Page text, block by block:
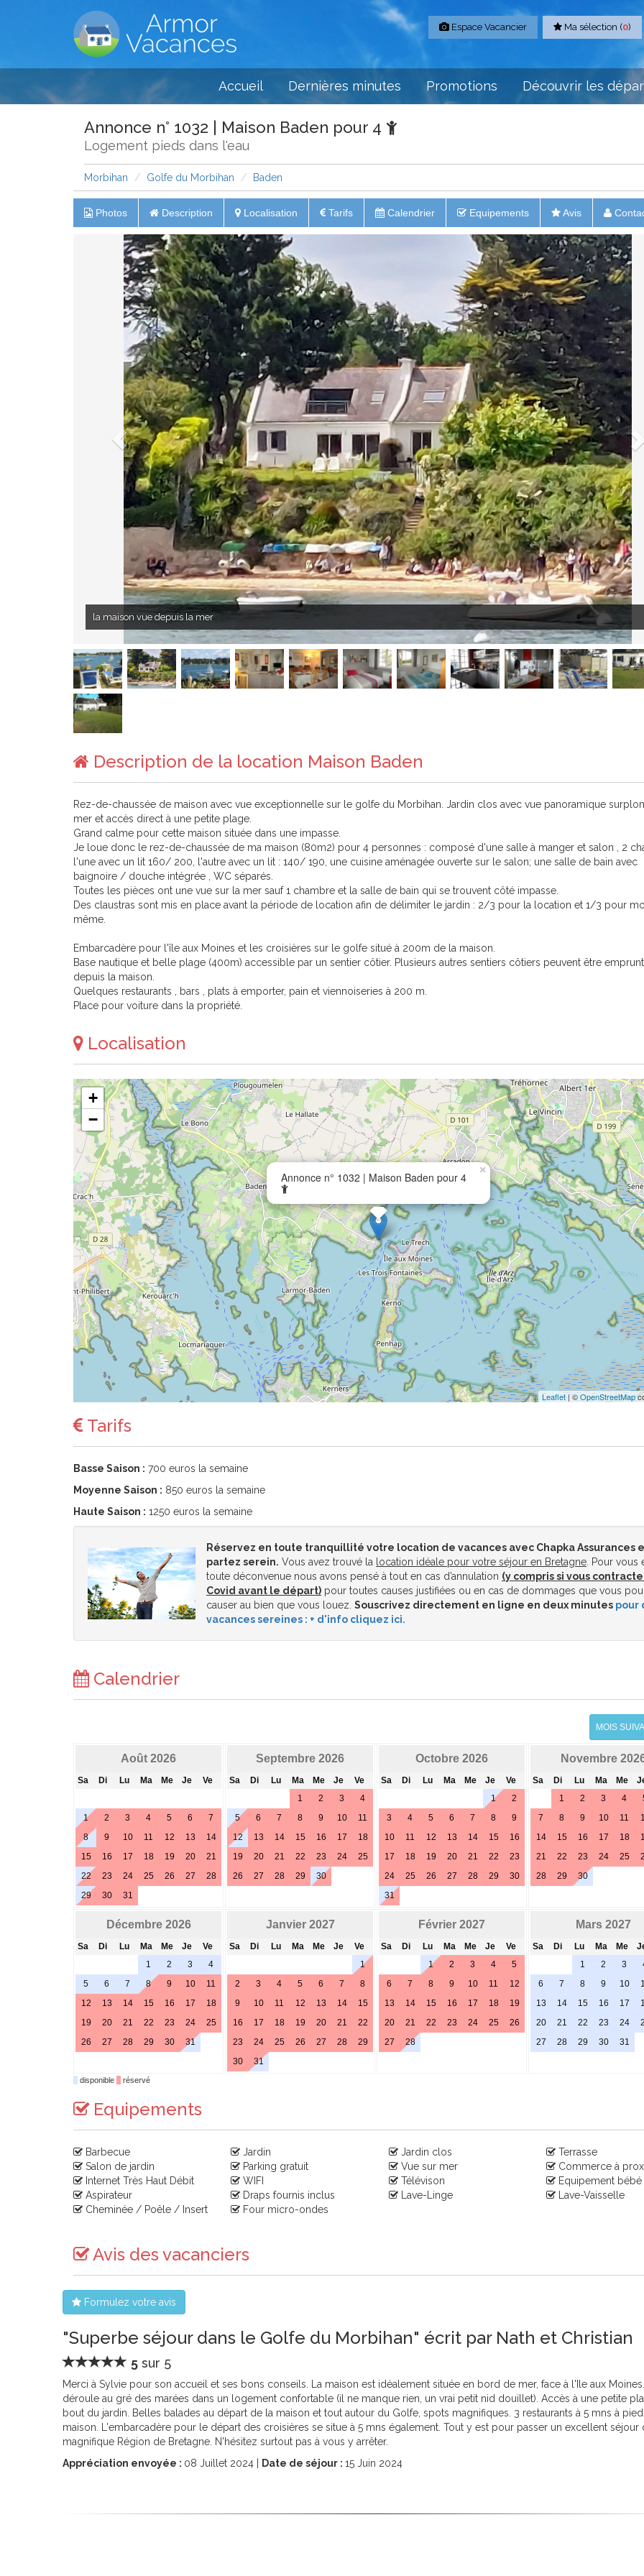
Espace Vacancier Ma sélection (0)
Accueil Dernières minutes Promotions Découvrir les
Annonce n° 1032 | Maison Baden pour 4
Logement pieds dans l'eau
Morbihan Golfe du Morbihan Baden
Photos Description Localisation Tarifs Calendrier Equipements Avis
la maison vue depuis la mer
Description de la location Maison Baden
Rez-de-chaussée de maison avec vue exceptionnelle sur le golfe du Morbihan. Jardin clos avec vue panoramique
mer et accès direct à une petite plage.
Grand calme pour cette maison située dans une impasse.
Je loue donc le rez-de-chaussée de ma maison (80m2) pour 4 personnes : composé d'une salle à manger et salon , 2
l'une avec un lit 160/ 200, l'autre avec un lit : 140/ 190, une cuisine aménagée ouverte sur le salon; une salle de bain avec
baignoire / douche intégrée , WC séparés.
Toutes les pièces ont une vue sur la mer sauf 1 chambre et la salle de bain qui se trouvent côté impasse.
Des claustras sont mis en place avant la période de location afin de délimiter le jardin : 2/3 pour la location et 1/3 pour
même.
Embarcadère pour l'île aux Moines et les croisières sur le golfe situé à 200m de la maison.
Base nautique et belle plage (400m) accessible par un sentier côtier. Plusieurs autres sentiers côtiers peuvent être
depuis la maison.
Quelques restaurants , bars , plats à emporter, pain et viennoiseries à 200 m.
Place pour voiture dans la propriété.
Localisation
Annonce n° 1032 | Maison Baden pour 4
×
+
−
Leaflet| ©OpenStreetMap
Tarifs
Basse Saison : 700 euros la semaine
Moyenne Saison : 850 euros la semaine
Haute Saison : 1250 euros la semaine
Réservez en toute tranquillité votre location de vacances avec Chapka Assurances
partez serein. Vous avez trouvé la location idéale pour votre séjour en Bretagne . Pour vous
toute déconvenue nous avons pensé à tout en cas d’annulation (y compris si vous
Covid avant le départ) pour toutes causes justifiées ou en cas de dommages que vous
causer au bien que vous louez. Souscrivez directement en ligne en deux minutes pour
vacances sereines : + d'info cliquez ici.
Calendrier
MOIS
Août 2026
Sa Di Lu Ma Me Je Ve
1 2 3 4 5 6
7
8
9 10 11 12 13
14
15
16 17 18 19 20
21
22
23 24 25 26 27
28
29
30 31
Septembre 2026
Sa Di Lu Ma Me Je
Ve
1
2 3
4
5
6 7 8 9 10
11
12
13 14 15 16 17
18
19
20 21 22 23 24
25
26
27 28 29 30
Octobre 2026
Sa Di Lu Ma Me Je
Ve
1
2
3
4 5 6 7 8
9
10
11 12 13 14 15
16
17
18 19 20 21 22
23
24
25 26 27 28 29
30
31
Novembre
Sa Di Lu Ma Me
1
2 3 4
7
8 9 10 11
14
15 16 17 18
21
22 23 24 25
28
29 30
Décembre 2026
Sa Di Lu Ma Me Je
Ve
1
2 3
4
5
6 7 8 9 10
11
12
13 14 15 16 17
18
19
20 21 22 23 24
25
26
27 28 29 30 31
Janvier 2027
Sa Di Lu Ma Me Je
Ve
1
2
3 4 5 6 7
8
9
10 11 12 13 14
15
16
17 18 19 20 21
22
23
24 25 26 27 28
29
30
31
Février 2027
Sa Di Lu Ma Me Je
Ve
1
2 3 4
5
6
7 8 9 10 11
12
13
14 15 16 17 18
19
20
21 22 23 24 25
26
27
28
Mars 2027
Sa Di Lu Ma Me
1
2 3
6
7 8 9 10
13
14 15 16 17
20
21 22 23 24
27
28 29 30 31
disponible réservé
Equipements
Barbecue Jardin Jardin clos
Terrasse
Salon de jardin
Parking gratuit Vue sur mer
Commerce à
Internet Très Haut Débit
WIFI Télévison
Equipement bébé
Aspirateur
Draps fournis inclus Lave-Linge
Lave-Vaisselle
Cheminée / Poêle / Insert
Four micro-ondes
Avis des vacanciers
Formulez votre avis
"Superbe séjour dans le Golfe du Morbihan" écrit par Nath et Christian
5 sur 5
Merci à Sylvie pour son accueil et ses bons conseils. La maison est idéalement située en bord de mer, face à l'Ile aux
déroule au gré des marées dans un logement confortable (il ne manque rien, un vrai petit nid douillet). Accès à une petite
bout du jardin. Belles balades au départ de la maison et tout autour du Golfe, spots magnifiques. 3 restaurants à 5 mns à
maison. L'embarcadère pour le départ des croisières se situe à 5 mns également. Tout y est pour passer un excellent séjour
magnifique Région de Bretagne. N'hésitez surtout pas à vous y arrêter.
Appréciation envoyée : 08 Juillet 2024 | Date de séjour : 15 Juin 2024